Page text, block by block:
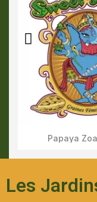
Aperçu
Papaya
Les